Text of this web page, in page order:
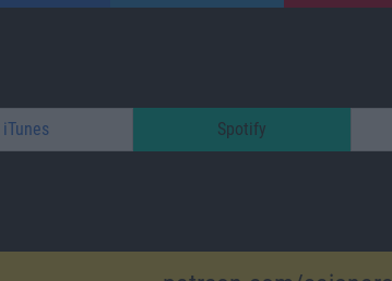
iTunes Spotify